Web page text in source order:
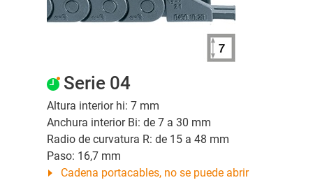
Serie 04
Altura interior hi: 7 mm
Anchura interior Bi: de 7 a 30 mm
Radio de curvatura R: de 15 a 48 mm
Paso: 16,7 mm
Cadena portacables, no se puede abrir